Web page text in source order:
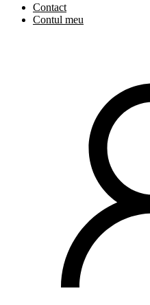
Contact
Contul meu